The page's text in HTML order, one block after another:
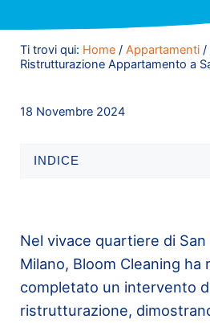
Ti trovi qui: Home / Appartamenti /
Ristrutturazione Appartamento a
18 Novembre 2024
INDICE
Nel vivace quartiere di
Milano, Bloom Cleaning
completato un intervento
ristrutturazione,